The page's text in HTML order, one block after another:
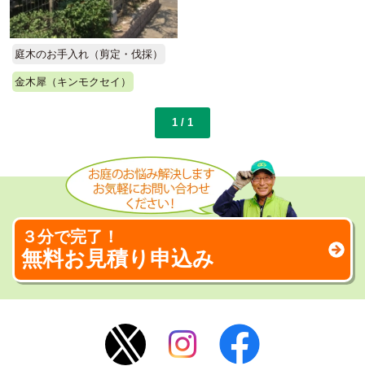
庭木のお手入れ（剪定・伐採）
金木犀（キンモクセイ）
1 / 1
３分で完了！
無料お見積り申込み